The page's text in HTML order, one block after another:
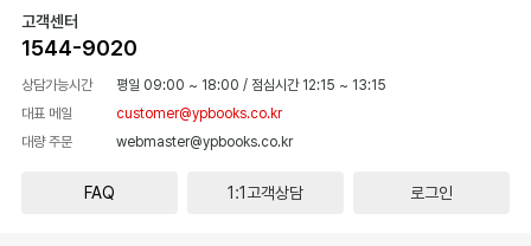
고객센터
1544-9020
상담가능시간 평일 09:00 ~ 18:00 / 점심시간 12:15 ~ 13:15
대표 메일
customer@ypbooks.co.kr
대량 주문
webmaster@ypbooks.co.kr
FAQ 1:1고객상담 로그인